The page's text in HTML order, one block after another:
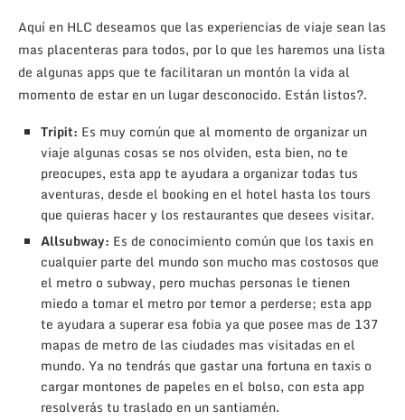
Aquí en HLC deseamos que las experiencias de viaje sean las
mas placenteras para todos, por lo que les haremos una lista
de algunas apps que te facilitaran un montón la vida al
momento de estar en un lugar desconocido. Están listos?.
Tripit: Es muy común que al momento de organizar un
viaje algunas cosas se nos olviden, esta bien, no te
preocupes, esta app te ayudara a organizar todas tus
aventuras, desde el booking en el hotel hasta los tours
que quieras hacer y los restaurantes que desees visitar.
Allsubway: Es de conocimiento común que los taxis en
cualquier parte del mundo son mucho mas costosos que
el metro o subway, pero muchas personas le tienen
miedo a tomar el metro por temor a perderse; esta app
te ayudara a superar esa fobia ya que posee mas de 137
mapas de metro de las ciudades mas visitadas en el
mundo. Ya no tendrás que gastar una fortuna en taxis o
cargar montones de papeles en el bolso, con esta app
resolverás tu traslado en un santiamén.